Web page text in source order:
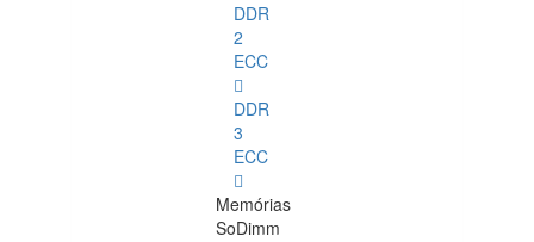
DDR
2
ECC
DDR
3
ECC
Memórias
SoDimm